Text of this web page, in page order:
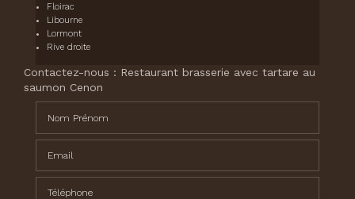
Floirac
Libourne
Lormont
Rive droite
Contactez-nous : Restaurant brasserie avec tartare au
saumon Cenon